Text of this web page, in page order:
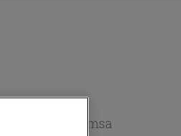
secció de premsa